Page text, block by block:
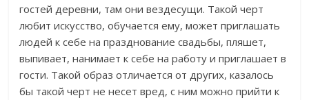
гостей деревни, там они вездесущи. Такой черт
любит искусство, обучается ему, может приглашать
людей к себе на празднование свадьбы, пляшет,
выпивает, нанимает к себе на работу и приглашает в
гости. Такой образ отличается от других, казалось
бы такой черт не несет вред, с ним можно прийти к